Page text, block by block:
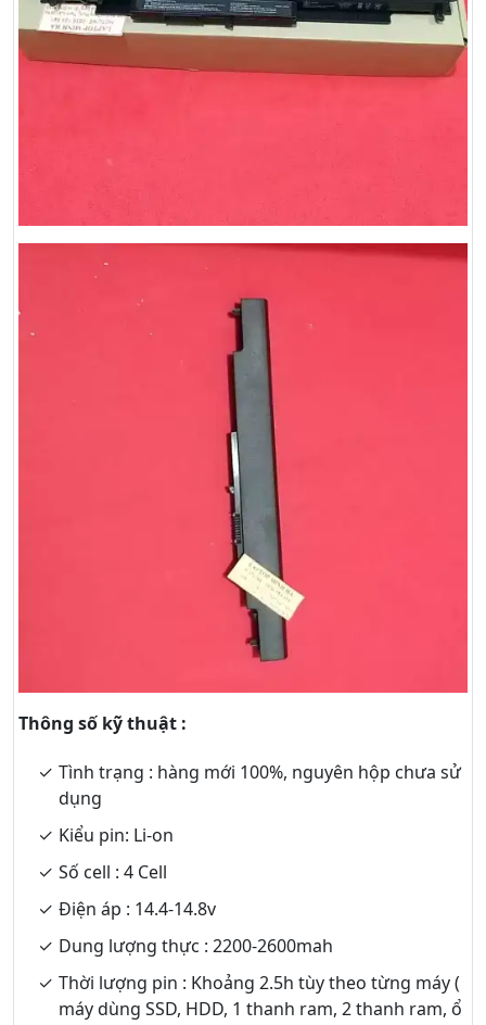
Thông số kỹ thuật :
Tình trạng : hàng mới 100%, nguyên hộp chưa sử
dụng
Kiểu pin: Li-on
Số cell : 4 Cell
Điện áp : 14.4-14.8v
Dung lượng thực : 2200-2600mah
Thời lượng pin : Khoảng 2.5h tùy theo từng máy (
máy dùng SSD, HDD, 1 thanh ram, 2 thanh ram, ổ